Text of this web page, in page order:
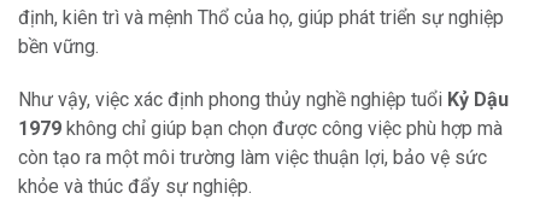
định, kiên trì và mệnh Thổ của họ, giúp phát triển sự nghiệp
bền vững.
Như vậy, việc xác định phong thủy nghề nghiệp tuổi Kỷ Dậu
1979 không chỉ giúp bạn chọn được công việc phù hợp mà
còn tạo ra một môi trường làm việc thuận lợi, bảo vệ sức
khỏe và thúc đẩy sự nghiệp.